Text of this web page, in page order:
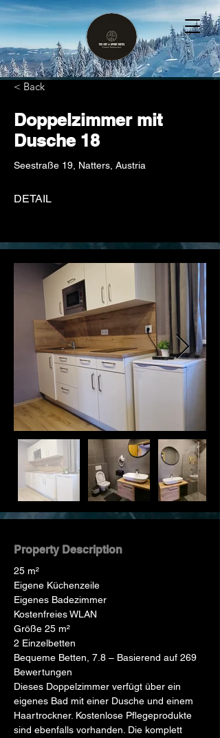
< Back
Doppelzimmer mit
Dusche 18
Seestraße 19, Natters, Austria
DETAIL
Property Description
25 m²
Eigene Küchenzeile
Eigenes Badezimmer
Kostenfreies WLAN
Größe 25 m²
2 Einzelbetten
Bequeme Betten, 7.8 – Basierend auf 269
Bewertungen
Dieses Doppelzimmer verfügt über ein
eigenes Bad mit einer Dusche und einem
Haartrockner. Kostenlose Pflegeprodukte
sind ebenfalls vorhanden. Die komplett